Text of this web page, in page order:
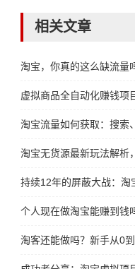
相关文章
淘宝，你真的这么缺流量
虚拟商品全自动化赚钱项
淘宝流量如何获取：搜索
淘宝无货源最新玩法解析
持续12年的屏蔽大战：淘
个人现在做淘宝能赚到钱
淘客还能做吗？新手从0